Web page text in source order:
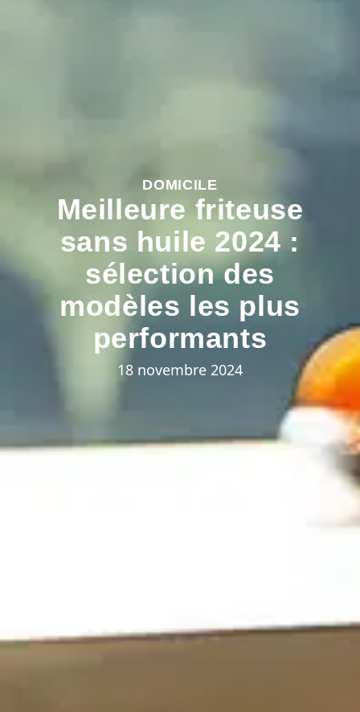
DOMICILE
Meilleure friteuse
sans huile 2024 :
sélection des
modèles les plus
performants
18 novembre 2024